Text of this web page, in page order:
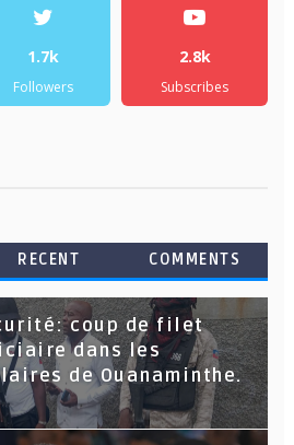
1.7k
Followers
2.8k
Subscribes
RECENT COMMENTS
coup de filet
dans les
de Ouanaminthe.